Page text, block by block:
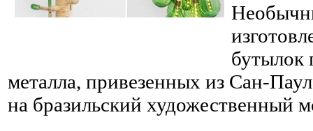
бутылок
металла, привезенных из Сан-
на бразильский художественный